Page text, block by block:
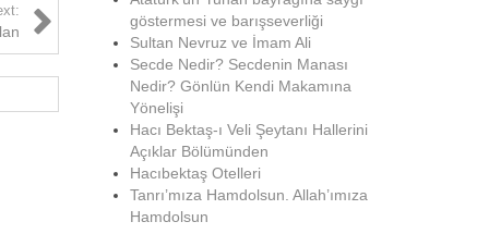
göstermesi ve barışseverliği
Sultan Nevruz ve İmam Ali
Secde Nedir? Secdenin Manası
Nedir? Gönlün Kendi Makamına
Yönelişi
Hacı Bektaş-ı Veli Şeytanı Hallerini
Açıklar Bölümünden
Hacıbektaş Otelleri
Tanrı’mıza Hamdolsun. Allah’ımıza
Hamdolsun